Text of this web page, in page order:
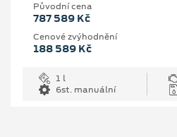
Původní cena
787 589 Kč
Cenové zvýhodnění
188 589 Kč
1 l
6st. manuální